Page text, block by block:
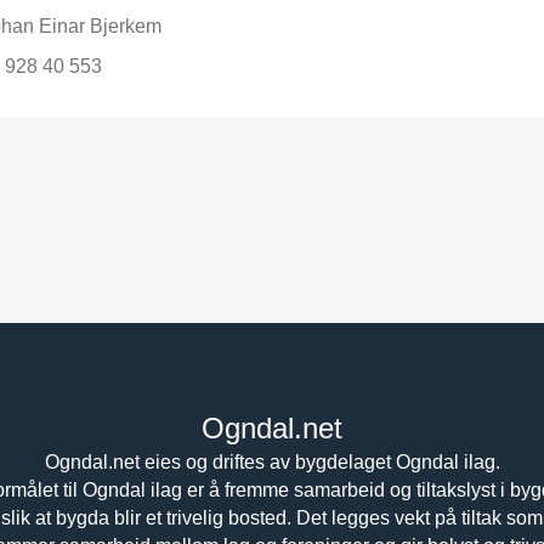
Einar Bjerkem
928 40 553
Ogndal.net
Ogndal.net eies og driftes av bygdelaget Ogndal ilag.
til Ogndal ilag er å fremme samarbeid og tiltakslyst i
slik at bygda blir et trivelig bosted. Det legges vekt på tiltak som